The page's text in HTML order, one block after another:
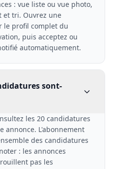
: vue liste ou vue photo,
et tri. Ouvrez une
le profil complet du
puis acceptez ou
automatiquement.
sont-
les 20 candidatures
annonce. L'abonnement
des candidatures
: les annonces
pas les